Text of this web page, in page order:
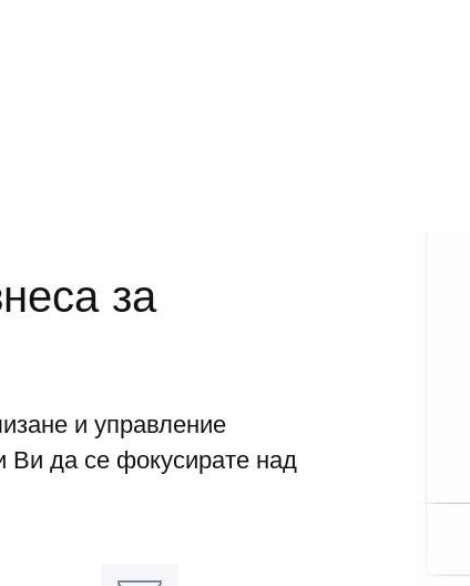
за
и управление
Ви да се фокусирате над